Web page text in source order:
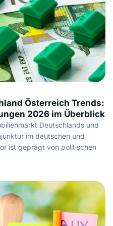
Österreich Trends:
2026 im Überblick
Deutschlands und
im deutschen und
ist geprägt von politischen